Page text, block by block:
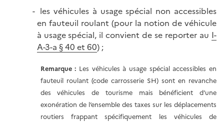
les véhicules à usage spécial non accessibles
en fauteuil roulant (pour la notion de véhicule
à usage spécial, il convient de se reporter au I-
A-3-a § 40 et 60) ;
Remarque : Les véhicules à usage spécial accessibles en
fauteuil roulant (code carrosserie SH) sont en revanche
des véhicules de tourisme mais bénéficient d’une
exonération de l’ensemble des taxes sur les déplacements
routiers frappant spécifiquement les véhicules de